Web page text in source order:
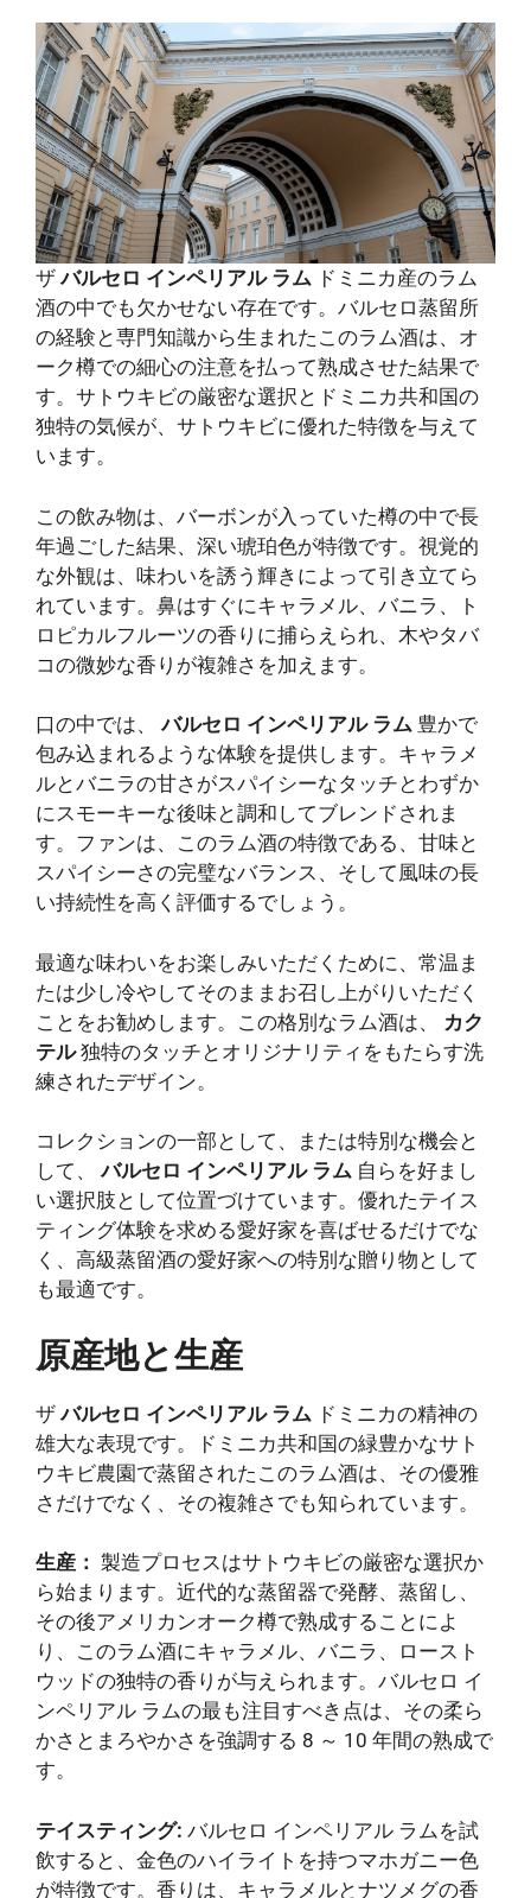
ザバルセロ インペリアル ラム ドミニカ産のラム
酒の中でも欠かせない存在です。バルセロ蒸留所
の経験と専門知識から生まれたこのラム酒は、オ
ーク樽での細心の注意を払って熟成させた結果で
す。サトウキビの厳密な選択とドミニカ共和国の
独特の気候が、サトウキビに優れた特徴を与えて
います。
この飲み物は、バーボンが入っていた樽の中で長
年過ごした結果、深い琥珀色が特徴です。視覚的
な外観は、味わいを誘う輝きによって引き立てら
れています。鼻はすぐにキャラメル、バニラ、ト
ロピカルフルーツの香りに捕らえられ、木やタバ
コの微妙な香りが複雑さを加えます。
口の中では、バルセロ インペリアル ラム 豊かで
包み込まれるような体験を提供します。キャラメ
ルとバニラの甘さがスパイシーなタッチとわずか
にスモーキーな後味と調和してブレンドされま
す。ファンは、このラム酒の特徴である、甘味と
スパイシーさの完璧なバランス、そして風味の長
い持続性を高く評価するでしょう。
最適な味わいをお楽しみいただくために、常温ま
たは少し冷やしてそのままお召し上がりいただく
ことをお勧めします。この格別なラム酒は、 カク
テル独特のタッチとオリジナリティをもたらす洗
練されたデザイン。
コレクションの一部として、または特別な機会と
して、バルセロ インペリアル ラム 自らを好まし
い選択肢として位置づけています。優れたテイス
ティング体験を求める愛好家を喜ばせるだけでな
く、高級蒸留酒の愛好家への特別な贈り物として
も最適です。
原産地と生産
ザバルセロ インペリアル ラム ドミニカの精神の
雄大な表現です。ドミニカ共和国の緑豊かなサト
ウキビ農園で蒸留されたこのラム酒は、その優雅
さだけでなく、その複雑さでも知られています。
生産： 製造プロセスはサトウキビの厳密な選択か
ら始まります。近代的な蒸留器で発酵、蒸留し、
その後アメリカンオーク樽で熟成することによ
り、このラム酒にキャラメル、バニラ、ロースト
ウッドの独特の香りが与えられます。バルセロ イ
ンペリアル ラムの最も注目すべき点は、その柔ら
かさとまろやかさを強調する 8 ～ 10 年間の熟成で
す。
テイスティング: バルセロ インペリアル ラムを試
飲すると、金色のハイライトを持つマホガニー色
が特徴です。香りは、キャラメルとナツメグの香